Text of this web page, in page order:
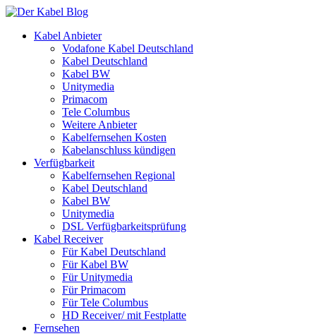
Kabel Anbieter
Vodafone Kabel Deutschland
Kabel Deutschland
Kabel BW
Unitymedia
Primacom
Tele Columbus
Weitere Anbieter
Kabelfernsehen Kosten
Kabelanschluss kündigen
Verfügbarkeit
Kabelfernsehen Regional
Kabel Deutschland
Kabel BW
Unitymedia
DSL Verfügbarkeitsprüfung
Kabel Receiver
Für Kabel Deutschland
Für Kabel BW
Für Unitymedia
Für Primacom
Für Tele Columbus
HD Receiver/ mit Festplatte
Fernsehen